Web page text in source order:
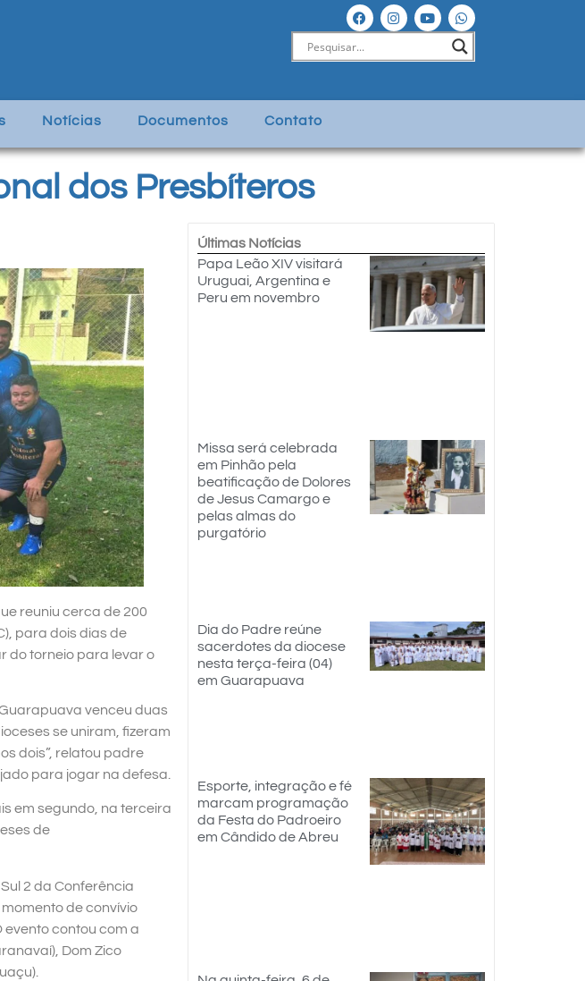
Notícias Documentos Contato
dos Presbíteros
reuniu cerca de 200
para dois dias de
do torneio para levar o
venceu duas
se uniram, fizeram
dois”, relatou padre
para jogar na defesa.
em segundo, na terceira
de
2 da Conferência
de convívio
contou com a
Dom Zico
Últimas Notícias
Papa Leão XIV visitará
Uruguai, Argentina e
Peru em novembro
Missa será celebrada
em Pinhão pela
beatificação de Dolores
de Jesus Camargo e
pelas almas do
purgatório
Dia do Padre reúne
sacerdotes da diocese
nesta terça-feira (04)
em Guarapuava
Esporte, integração e fé
marcam programação
da Festa do Padroeiro
em Cândido de Abreu